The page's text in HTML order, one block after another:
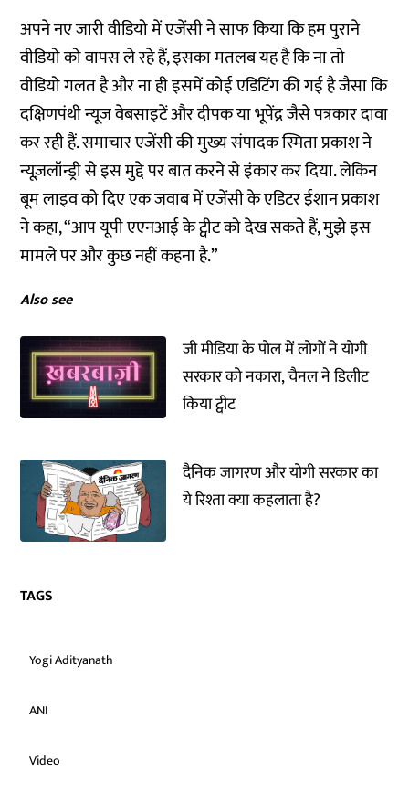
अपने नए जारी वीडियो में एजेंसी ने साफ किया कि हम पुराने
वीडियो को वापस ले रहे हैं, इसका मतलब यह है कि ना तो
वीडियो गलत है और ना ही इसमें कोई एडिटिंग की गई है जैसा कि
दक्षिणपंथी न्यूज वेबसाइटें और दीपक या भूपेंद्र जैसे पत्रकार दावा
कर रही हैं. समाचार एजेंसी की मुख्य संपादक स्मिता प्रकाश ने
न्यूज़लॉन्ड्री से इस मुद्दे पर बात करने से इंकार कर दिया. लेकिन
बूम लाइवको दिए एक जवाब में एजेंसी के एडिटर ईशान प्रकाश
ने कहा, “आप यूपी एएनआई के ट्वीट को देख सकते हैं, मुझे इस
मामले पर और कुछ नहीं कहना है.”
Also see
जी मीडिया के पोल में लोगों ने योगी
सरकार को नकारा, चैनल ने डिलीट
किया ट्वीट
दैनिक जागरण और योगी सरकार का
ये रिश्ता क्या कहलाता है?
TAGS
Yogi Adityanath
ANI
Video